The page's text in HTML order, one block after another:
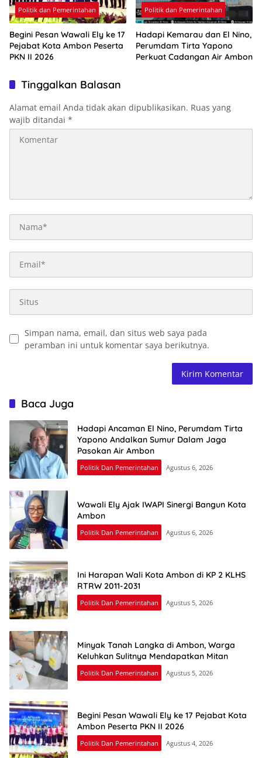
Politik dan Pemerintahan
Begini Pesan Wawali Ely ke 17
Pejabat Kota Ambon Peserta
PKN II 2026
Politik dan Pemerintahan
Hadapi Kemarau dan El Nino,
Perumdam Tirta Yapono
Perkuat Cadangan Air Ambon
Tinggalkan Balasan
Alamat email Anda tidak akan dipublikasikan. Ruas yang
wajib ditandai *
Simpan nama, email, dan situs web saya pada
peramban ini untuk komentar saya berikutnya.
Baca Juga
Hadapi Ancaman El Nino, Perumdam Tirta
Yapono Andalkan Sumur Dalam Jaga
Pasokan Air Ambon
Politik Dan Pemerintahan Agustus 6, 2026
Wawali Ely Ajak IWAPI Sinergi Bangun Kota
Ambon
Politik Dan Pemerintahan Agustus 6, 2026
Ini Harapan Wali Kota Ambon di KP 2 KLHS
RTRW 2011-2031
Politik Dan Pemerintahan Agustus 5, 2026
Minyak Tanah Langka di Ambon, Warga
Keluhkan Sulitnya Mendapatkan Mitan
Politik Dan Pemerintahan Agustus 5, 2026
Begini Pesan Wawali Ely ke 17 Pejabat Kota
Ambon Peserta PKN II 2026
Politik Dan Pemerintahan Agustus 4, 2026